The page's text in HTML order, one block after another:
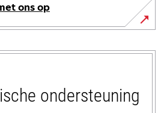
ons op
ondersteuning